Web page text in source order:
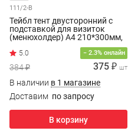
111/2-В
Тейбл тент двусторонний с
подставкой для визиток
(менюхолдер) А4 210*300мм,
прозрачный акрил, 111/2
− 2.3% онлайн
384 ₽ 375 ₽ шт
В наличии в 1 магазине
Доставим по запросу
В корзину